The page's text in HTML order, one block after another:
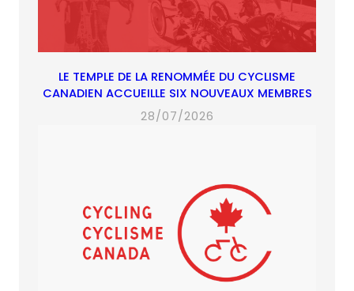
LE TEMPLE DE LA RENOMMÉE DU CYCLISME
CANADIEN ACCUEILLE SIX NOUVEAUX MEMBRES
28/07/2026